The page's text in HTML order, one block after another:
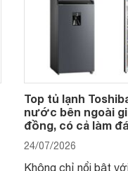
Top tủ lạnh
nước bên ngoài
đồng, có cả làm
24/07/2026
Không chỉ nổi bật